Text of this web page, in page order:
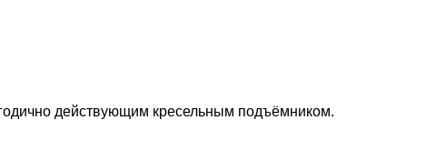
действующим кресельным подъёмником.